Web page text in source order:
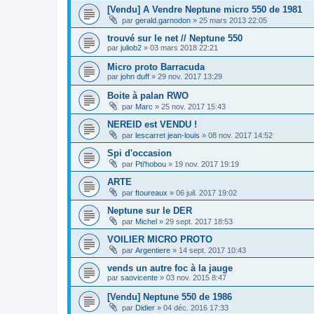
[Vendu] A Vendre Neptune micro 550 de 1981
par gerald.garnodon » 25 mars 2013 22:05
trouvé sur le net // Neptune 550
par juliob2 » 03 mars 2018 22:21
Micro proto Barracuda
par john duff » 29 nov. 2017 13:29
Boite à palan RWO
par Marc » 25 nov. 2017 15:43
NEREID est VENDU !
par lescarret jean-louis » 08 nov. 2017 14:52
Spi d'occasion
par Pti'hobou » 19 nov. 2017 19:19
ARTE
par ftoureaux » 06 juil. 2017 19:02
Neptune sur le DER
par Michel » 29 sept. 2017 18:53
VOILIER MICRO PROTO
par Argentiere » 14 sept. 2017 10:43
vends un autre foc à la jauge
par saovicente » 03 nov. 2015 8:47
[Vendu] Neptune 550 de 1986
par Didier » 04 déc. 2016 17:33